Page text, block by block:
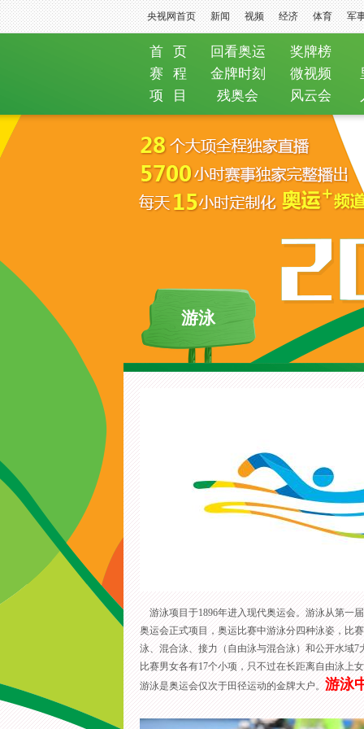
央视网首页 新闻 视频 经济 体育 军
首 页 回看奥运
奖牌榜
赛 程
金牌时刻 微视频
项 目
残奥会 风云会
游泳
游泳项目于1896年进入现代奥运会。游泳从第一
奥运会正式项目，奥运比赛中游泳分四种泳姿，比
泳、混合泳、接力（自由泳与混合泳）和公开水域7
比赛男女各有17个小项，只不过在长距离自由泳上
游泳是奥运会仅次于田径运动的金牌大户。 游泳